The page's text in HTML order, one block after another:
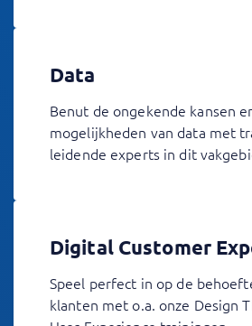
Data
Benut de ongekende kansen
mogelijkheden van data met
leidende experts in dit
Digital Customer
Speel perfect in op de
klanten met o.a. onze Design